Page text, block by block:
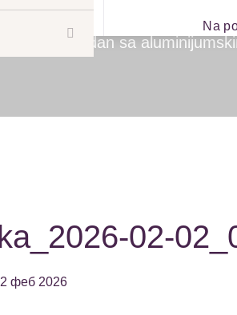
Na
Đerdan sa
02-
2 феб 2026